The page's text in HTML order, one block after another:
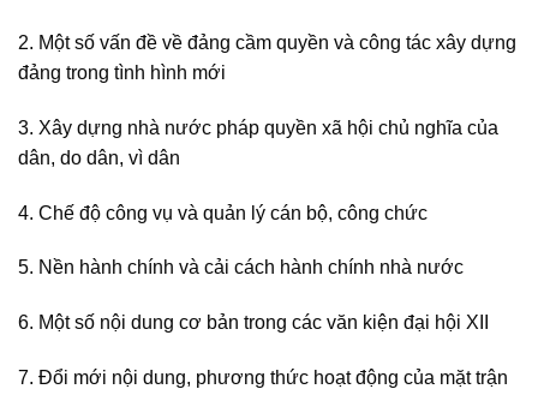
2. Một số vấn đề về đảng cầm quyền và công tác xây dựng
đảng trong tình hình mới
3. Xây dựng nhà nước pháp quyền xã hội chủ nghĩa của
dân, do dân, vì dân
4. Chế độ công vụ và quản lý cán bộ, công chức
5. Nền hành chính và cải cách hành chính nhà nước
6. Một số nội dung cơ bản trong các văn kiện đại hội XII
7. Đổi mới nội dung, phương thức hoạt động của mặt trận